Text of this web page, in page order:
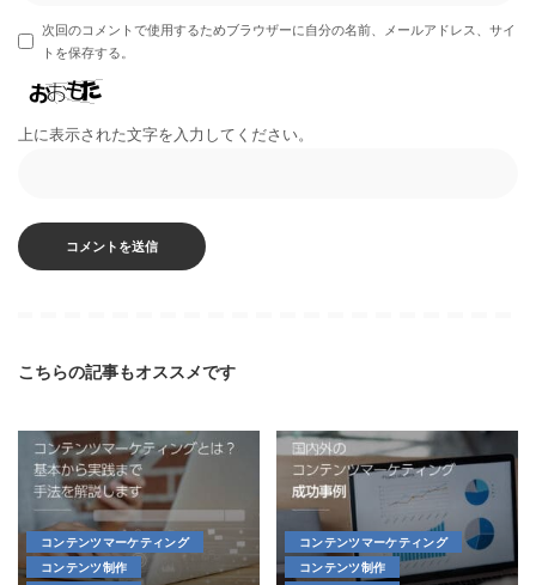
次回のコメントで使用するためブラウザーに自分の名前、メールアドレス、サイ
トを保存する。
上に表示された文字を入力してください。
こちらの記事もオススメです
コンテンツマーケティング
コンテンツ制作
コンテンツマーケティング
コンテンツ制作